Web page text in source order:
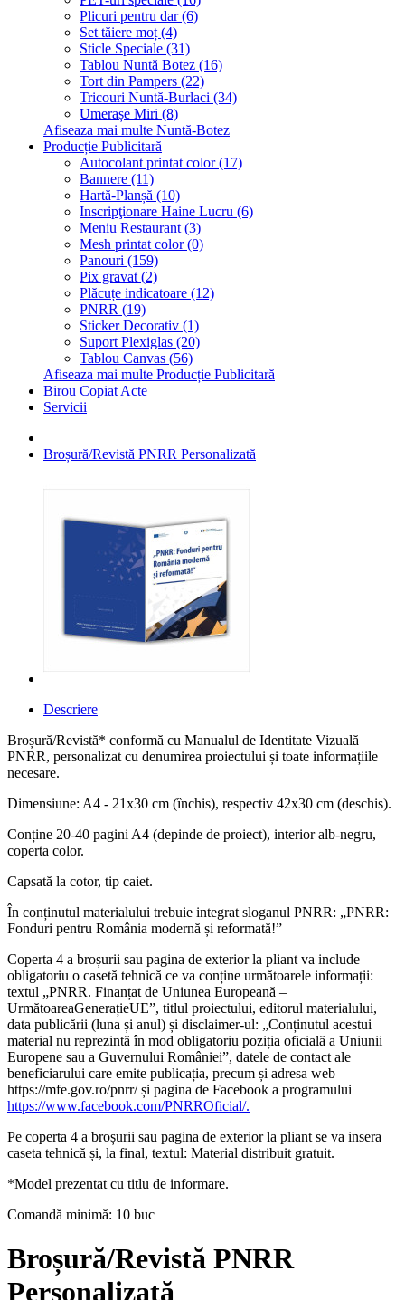
Plicuri pentru dar (6)
Set tăiere moț (4)
Sticle Speciale (31)
Tablou Nuntă Botez (16)
Tort din Pampers (22)
Tricouri Nuntă-Burlaci (34)
Umerașe Miri (8)
Afiseaza mai multe Nuntă-Botez
Producție Publicitară
Autocolant printat color (17)
Bannere (11)
Hartă-Planșă (10)
Inscripţionare Haine Lucru (6)
Meniu Restaurant (3)
Mesh printat color (0)
Panouri (159)
Pix gravat (2)
Plăcuțe indicatoare (12)
PNRR (19)
Sticker Decorativ (1)
Suport Plexiglas (20)
Tablou Canvas (56)
Afiseaza mai multe Producție Publicitară
Birou Copiat Acte
Servicii
Broșură/Revistă PNRR Personalizată
Descriere
Broșură/Revistă* conformă cu Manualul de Identitate Vizuală
PNRR, personalizat cu denumirea proiectului și toate informațiile
necesare.
Dimensiune: A4 - 21x30 cm (închis), respectiv 42x30 cm (deschis).
Conține 20-40 pagini A4 (depinde de proiect), interior alb-negru,
coperta color.
Capsată la cotor, tip caiet.
În conținutul materialului trebuie integrat sloganul PNRR: „PNRR:
Fonduri pentru România modernă și reformată!”
Coperta 4 a broșurii sau pagina de exterior la pliant va include
obligatoriu o casetă tehnică ce va conține următoarele informații:
textul „PNRR. Finanțat de Uniunea Europeană –
UrmătoareaGenerațieUE”, titlul proiectului, editorul materialului,
data publicării (luna și anul) și disclaimer-ul: „Conținutul acestui
material nu reprezintă în mod obligatoriu poziția oficială a Uniunii
Europene sau a Guvernului României”, datele de contact ale
beneficiarului care emite publicația, precum și adresa web
https://mfe.gov.ro/pnrr/ și pagina de Facebook a programului
https://www.facebook.com/PNRROficial/.
Pe coperta 4 a broșurii sau pagina de exterior la pliant se va insera
caseta tehnică și, la final, textul: Material distribuit gratuit.
*Model prezentat cu titlu de informare.
Comandă minimă: 10 buc
Broșură/Revistă PNRR
Personalizată